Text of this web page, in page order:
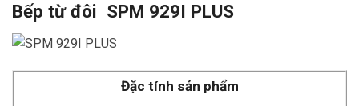
Bếp từ đôi SPM 929I PLUS
Đặc tính sản phẩm